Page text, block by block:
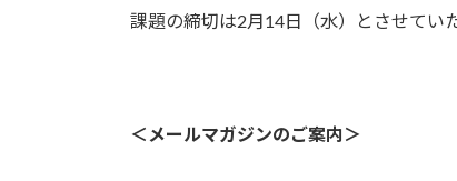
課題の締切は2月14日（水）とさせてい
＜メールマガジンのご案内＞